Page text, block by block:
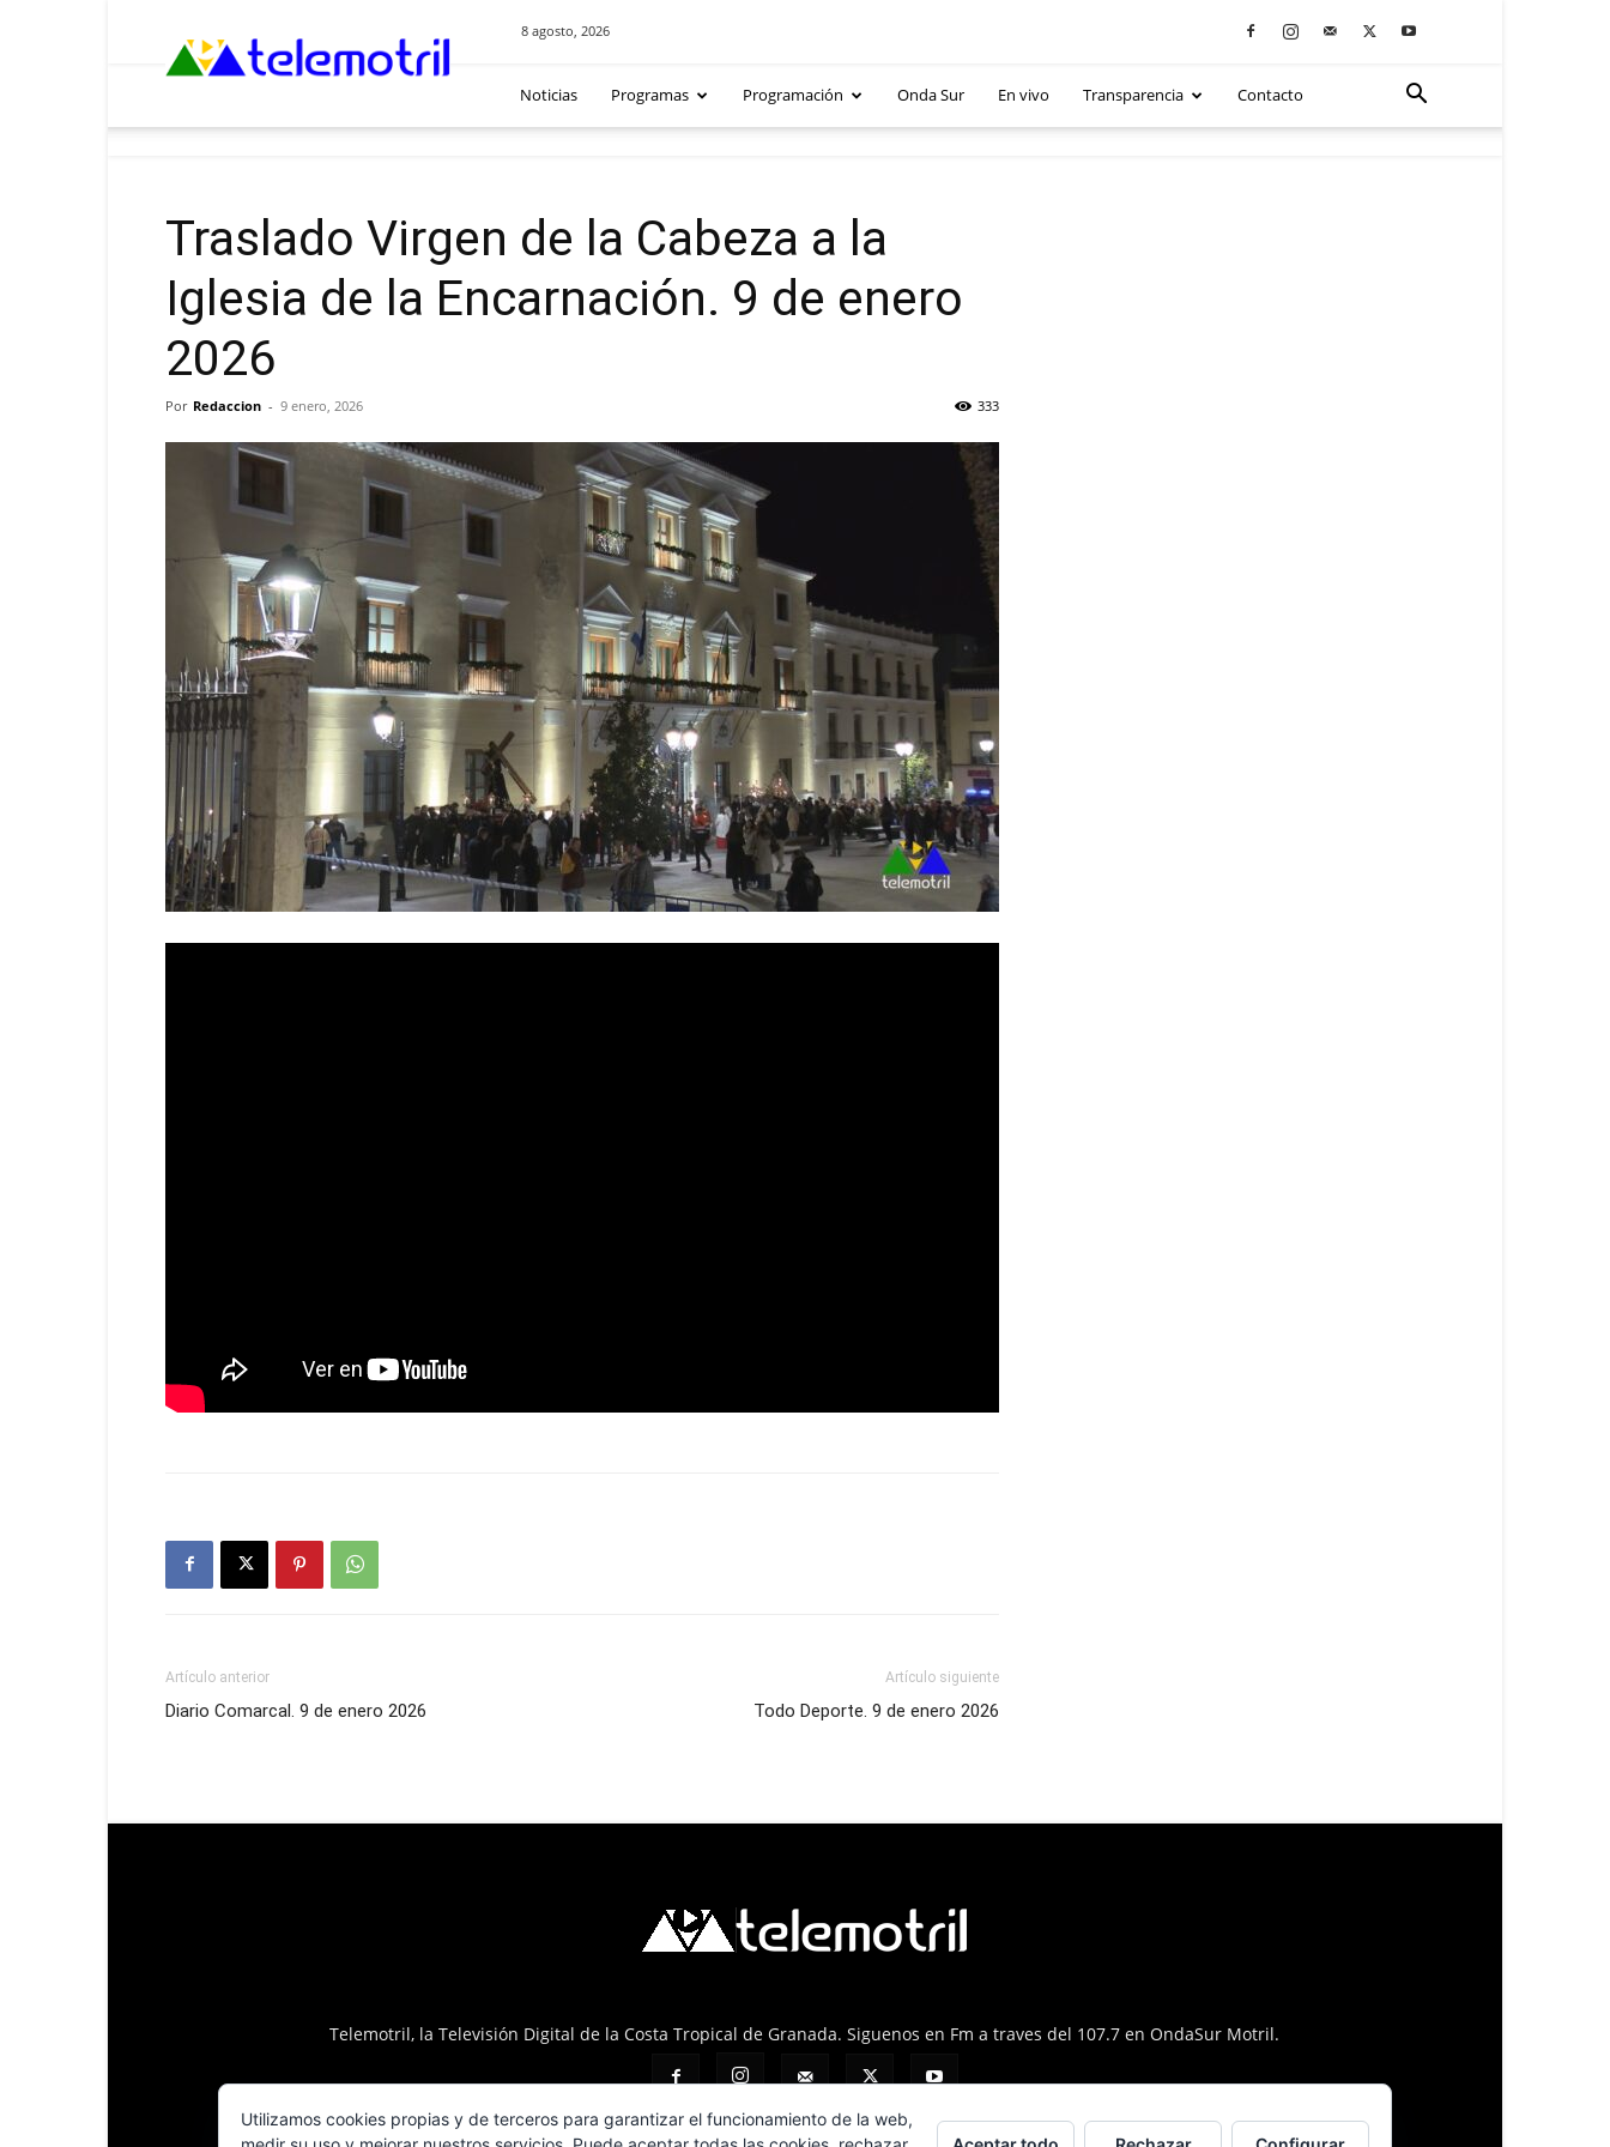
8 agosto, 2026
Noticias Programas Programación Onda Sur En vivo Transparencia Contacto
Traslado Virgen de la Cabeza a la
Iglesia de la Encarnación. 9 de enero
2026
Por Redaccion - 9 enero, 2026 333
Artículo anterior
Diario Comarcal. 9 de enero 2026
Artículo siguiente
Todo Deporte. 9 de enero 2026
Telemotril, la Televisión Digital de la Costa Tropical de Granada. Siguenos en Fm a traves del 107.7 en OndaSur Motril.
Utilizamos cookies propias y de terceros para garantizar el funcionamiento de la web,